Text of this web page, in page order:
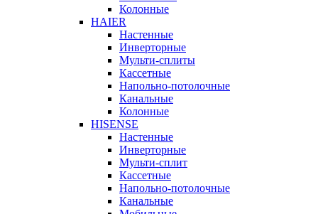
Колонные
HAIER
Настенные
Инверторные
Мульти-сплиты
Кассетные
Напольно-потолочные
Канальные
Колонные
HISENSE
Настенные
Инверторные
Мульти-сплит
Кассетные
Напольно-потолочные
Канальные